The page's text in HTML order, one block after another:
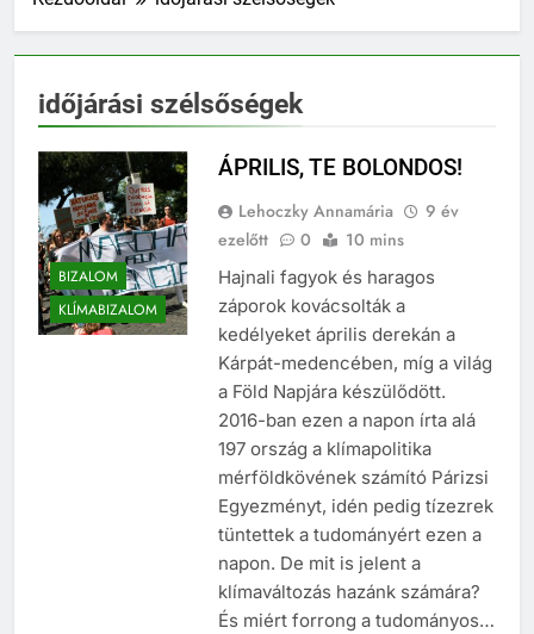
időjárási szélsőségek
BIZALOM
KLÍMABIZALOM
ÁPRILIS, TE BOLONDOS!
Lehoczky Annamária
9 év
ezelőtt
0 10 mins
Hajnali fagyok és haragos
záporok kovácsolták a
kedélyeket április derekán a
Kárpát-medencében, míg a világ
a Föld Napjára készülődött.
2016-ban ezen a napon írta alá
197 ország a klímapolitika
mérföldkövének számító Párizsi
Egyezményt, idén pedig tízezrek
tüntettek a tudományért ezen a
napon. De mit is jelent a
klímaváltozás hazánk számára?
És miért forrong a tudományos…